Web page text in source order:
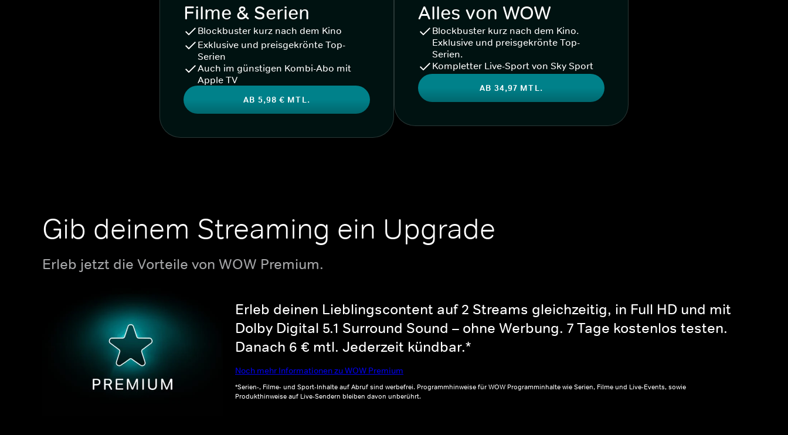
Filme & Serien
Blockbuster kurz nach dem Kino
Exklusive und preisgekrönte Top-
Serien
Auch im günstigen Kombi-Abo mit
Apple TV
AB 5,98 € MTL.
Alles von WOW
Blockbuster kurz nach dem Kino.
Exklusive und preisgekrönte Top-
Serien.
Kompletter Live-Sport von Sky Sport
AB 34,97 MTL.
Gib deinem Streaming ein Upgrade
Erleb jetzt die Vorteile von WOW Premium.
Erleb deinen Lieblingscontent auf 2 Streams gleichzeitig, in Full HD und mit
Dolby Digital 5.1 Surround Sound – ohne Werbung. 7 Tage kostenlos testen.
Danach 6 € mtl. Jederzeit kündbar.*
Noch mehr Informationen zu WOW Premium
*Serien-, Filme- und Sport-Inhalte auf Abruf sind werbefrei. Programmhinweise für WOW Programminhalte wie Serien, Filme und Live-Events, sowie
Produkthinweise auf Live-Sendern bleiben davon unberührt.